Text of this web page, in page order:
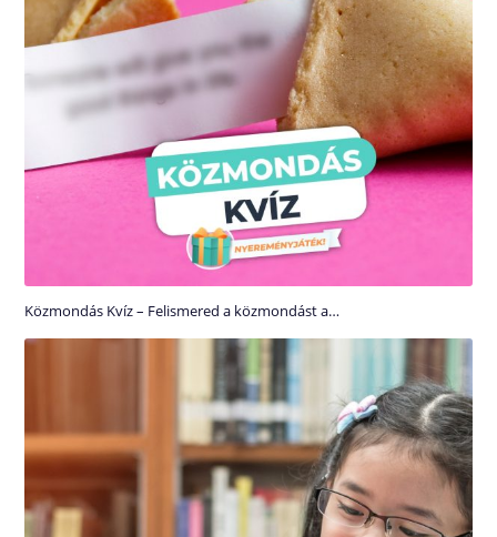
Közmondás Kvíz – Felismered a közmondást a…